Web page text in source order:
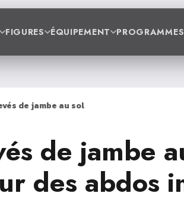
FIGURES ÉQUIPEMENT PROGRAMMES
de jambe au sol
de jambe
des abdos